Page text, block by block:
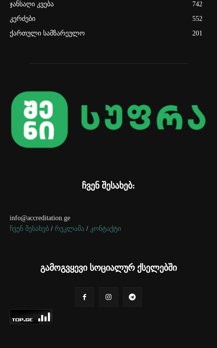
ჯანსაღი კვება
742
კერძები
552
ქართული სამზარეულო
201
ჩვენ შესახებ:
info@accreditation.ge
ჩვენ შესახებ / რეკლამა / კონტაქტი
გამოგვყევი სოციალურ ქსელებში